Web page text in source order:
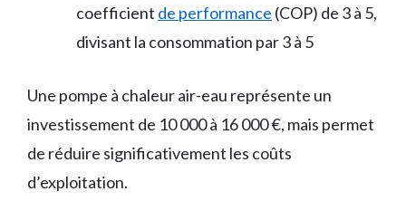
coefficient de performance (COP) de 3 à 5,
divisant la consommation par 3 à 5
Une pompe à chaleur air-eau représente un
investissement de 10 000 à 16 000 €, mais permet
de réduire significativement les coûts
d’exploitation.